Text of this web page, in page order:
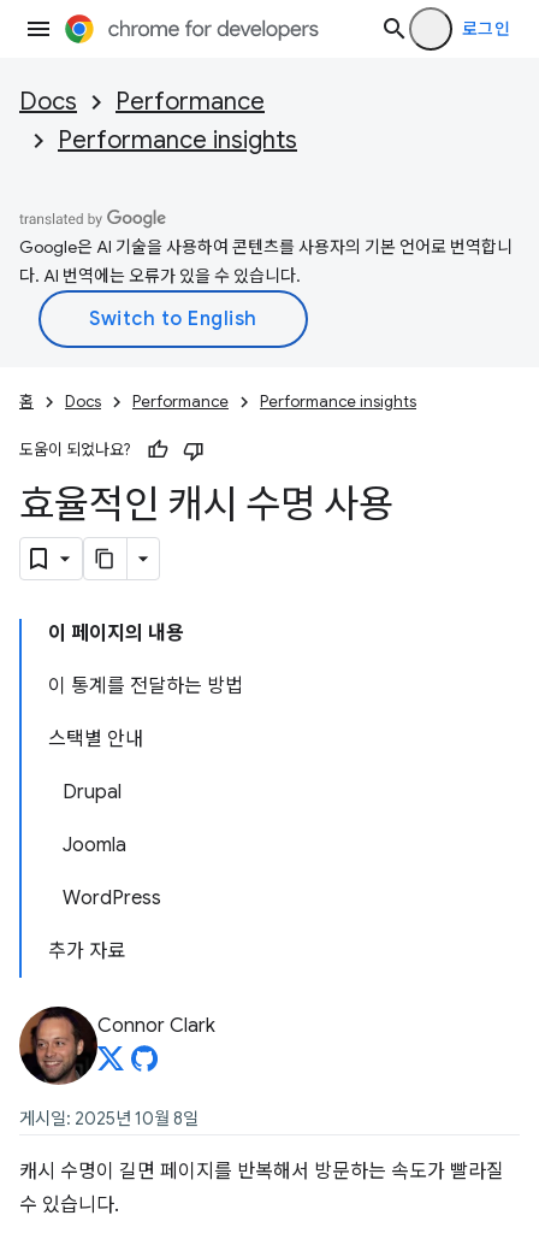
로그인
Docs
Performance
Performance insights
Google은 AI 기술을 사용하여 콘텐츠를 사용자의 기본 언어로 번역합니
다. AI 번역에는 오류가 있을 수 있습니다.
홈 Docs Performance Performance insights
도움이 되었나요?
효율적인 캐시 수명 사용
이 페이지의 내용
이 통계를 전달하는 방법
스택별 안내
Drupal
Joomla
WordPress
추가 자료
Connor Clark
게시일: 2025년 10월 8일
캐시 수명이 길면 페이지를 반복해서 방문하는 속도가 빨라질
수 있습니다.